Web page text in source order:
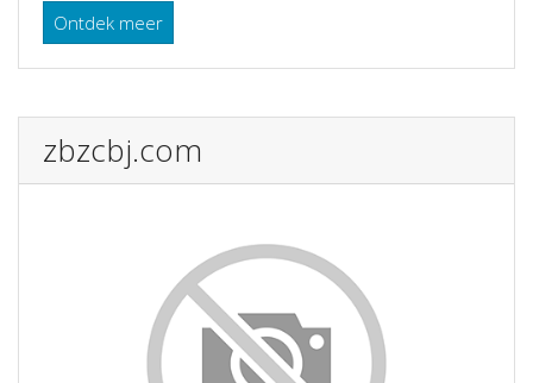
Ontdek meer
zbzcbj.com